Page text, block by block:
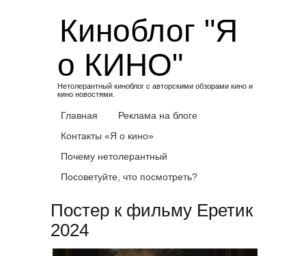
Киноблог "Я
о КИНО"
Нетолерантный киноблог с авторскими обзорами кино и
кино новостями.
Главная
Реклама на блоге
Контакты «Я о кино»
Почему нетолерантный
Посоветуйте, что посмотреть?
Постер к фильму Еретик
2024